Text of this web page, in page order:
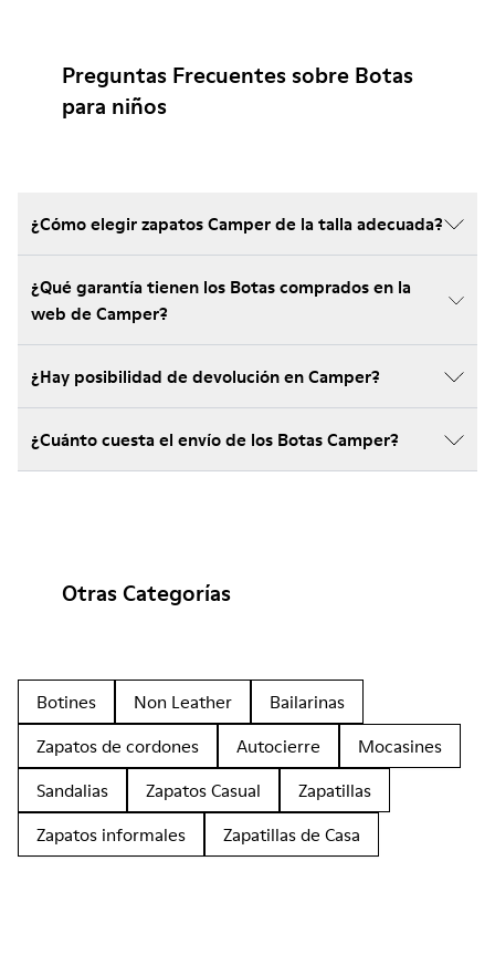
Preguntas Frecuentes sobre Botas
para niños
¿Cómo elegir zapatos Camper de la talla adecuada?
¿Qué garantía tienen los Botas comprados en la
web de Camper?
¿Hay posibilidad de devolución en Camper?
¿Cuánto cuesta el envío de los Botas Camper?
Otras Categorías
Botines Non Leather
Bailarinas
Zapatos de cordones
Autocierre
Mocasines
Sandalias
Zapatos Casual
Zapatillas
Zapatos informales
Zapatillas de Casa